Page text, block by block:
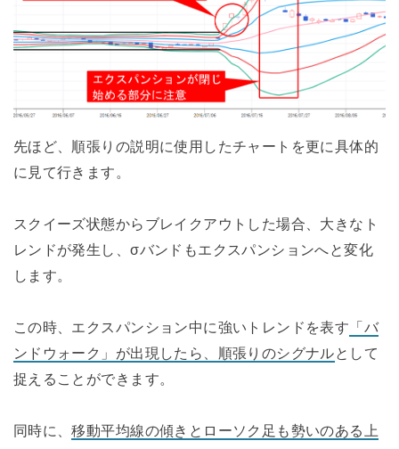
先ほど、順張りの説明に使用したチャートを更に具体的
に見て行きます。
スクイーズ状態からブレイクアウトした場合、大きなト
レンドが発生し、σバンドもエクスパンションへと変化
します。
この時、エクスパンション中に強いトレンドを表す 「バ
ンドウォーク」が出現したら、順張りのシグナルとして
捉えることができます。
同時に、移動平均線の傾きとローソク足も勢いのある上